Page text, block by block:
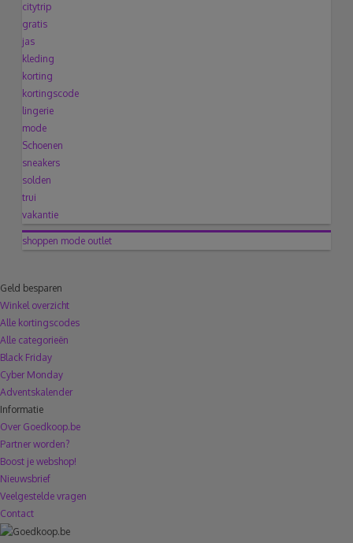
citytrip
gratis
jas
kleding
korting
kortingscode
lingerie
mode
Schoenen
sneakers
solden
trui
vakantie
shoppen mode outlet
Geld besparen
Winkel overzicht
Alle kortingscodes
Alle categorieën
Black Friday
Cyber Monday
Adventskalender
Informatie
Over Goedkoop.be
Partner worden?
Boost je webshop!
Nieuwsbrief
Veelgestelde vragen
Contact